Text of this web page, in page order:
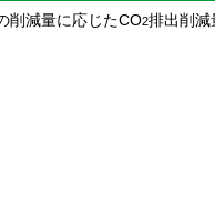
削減量に応じたCO2排出削減